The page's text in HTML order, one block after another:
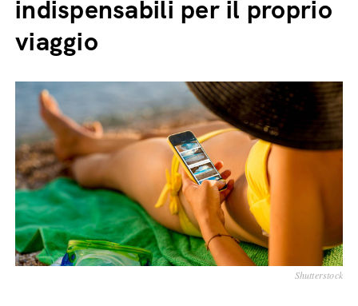
indispensabili per il proprio
viaggio
Shutterstock